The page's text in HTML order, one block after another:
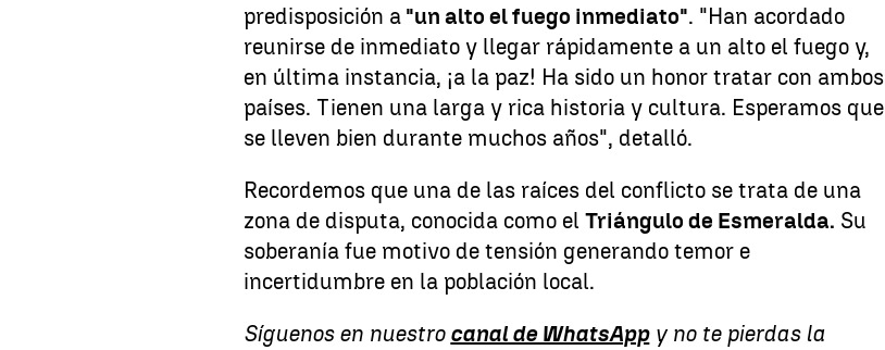
predisposición a "un alto el fuego inmediato". "Han acordado
reunirse de inmediato y llegar rápidamente a un alto el fuego y,
en última instancia, ¡a la paz! Ha sido un honor tratar con ambos
países. Tienen una larga y rica historia y cultura. Esperamos que
se lleven bien durante muchos años", detalló.
Recordemos que una de las raíces del conflicto se trata de una
zona de disputa, conocida como elTriángulo de Esmeralda. Su
soberanía fue motivo de tensión generando temor e
incertidumbre en la población local.
Síguenos en nuestro canal de WhatsAppy no te pierdas la